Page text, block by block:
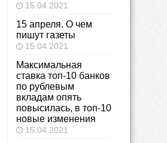
15.04.2021
15 апреля. О чем
пишут газеты
15.04.2021
Максимальная
ставка топ-10 банков
по рублевым
вкладам опять
повысилась, в топ-10
новые изменения
15.04.2021